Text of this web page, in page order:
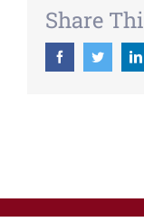
Share
FacebookTwitter